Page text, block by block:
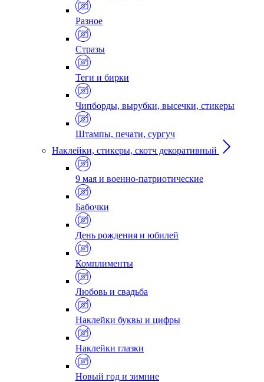
Разное
Стразы
Теги и бирки
Чипборды, вырубки, высечки, стикеры
Штампы, печати, сургуч
Наклейки, стикеры, скотч декоративный
9 мая и военно-патриотические
Бабочки
День рождения и юбилей
Комплименты
Любовь и свадьба
Наклейки буквы и цифры
Наклейки глазки
Новый год и зимние